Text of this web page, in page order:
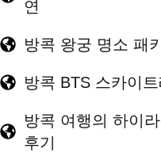
연
방콕 왕궁 명소 패
방콕 BTS 스카이
방콕 여행의 하이
후기